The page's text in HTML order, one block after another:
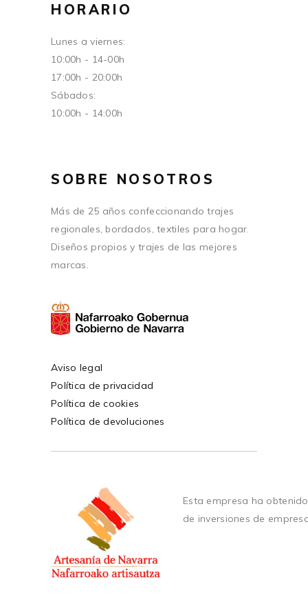
HORARIO
Lunes a viernes:
10:00h - 14-00h
17:00h - 20:00h
Sábados:
10:00h - 14:00h
SOBRE NOSOTROS
Más de 25 años confeccionando trajes
regionales, bordados, textiles para hogar.
Diseños propios y trajes de las mejores
marcas.
Aviso legal
Política de privacidad
Política de cookies
Política de devoluciones
Esta empresa ha
de inversiones de